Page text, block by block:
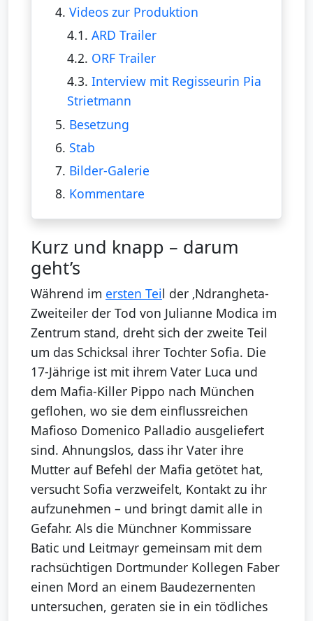
4. Videos zur Produktion
4.1.ARD Trailer
4.2. ORF Trailer
4.3.Interview mit Regisseurin Pia
Strietmann
5. Besetzung
6. Stab
7. Bilder-Galerie
8. Kommentare
Kurz und knapp – darum
geht’s
Während im ersten Teil der ‚Ndrangheta-
Zweiteiler der Tod von Julianne Modica im
Zentrum stand, dreht sich der zweite Teil
um das Schicksal ihrer Tochter Sofia. Die
17-Jährige ist mit ihrem Vater Luca und
dem Mafia-Killer Pippo nach München
geflohen, wo sie dem einflussreichen
Mafioso Domenico Palladio ausgeliefert
sind. Ahnungslos, dass ihr Vater ihre
Mutter auf Befehl der Mafia getötet hat,
versucht Sofia verzweifelt, Kontakt zu ihr
aufzunehmen – und bringt damit alle in
Gefahr. Als die Münchner Kommissare
Batic und Leitmayr gemeinsam mit dem
rachsüchtigen Dortmunder Kollegen Faber
einen Mord an einem Baudezernenten
untersuchen, geraten sie in ein tödliches